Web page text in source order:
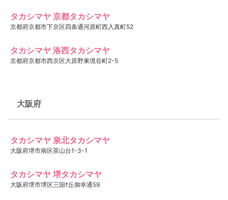
タカシマヤ 京都タカシマヤ
京都府京都市下京区四条通河原町西入真町52
タカシマヤ 洛西タカシマヤ
京都府京都市西京区大原野東境谷町2-5
大阪府
タカシマヤ 泉北タカシマヤ
大阪府堺市南区茶山台1-3-1
タカシマヤ 堺タカシマヤ
大阪府堺市堺区三国ｹ丘御幸通59